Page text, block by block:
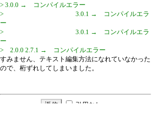
> 3.0.0 → コンパイルエラー
> 3.0.1 → コンパイルエラ
ー
> 3.0.1 → コンパイルエラ
ー
> 2.0.0 2.7.1 → コンパイルエラー
すみません、テキスト編集方法になれていなかった
ので、桁ずれしてしまいました。
引用なし